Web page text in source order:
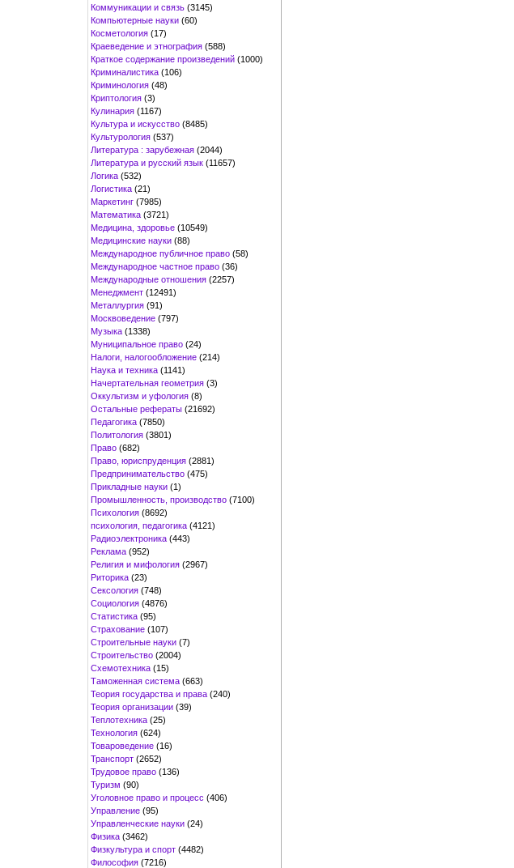
Коммуникации и связь (3145)
Компьютерные науки (60)
Косметология (17)
Краеведение и этнография (588)
Краткое содержание произведений (1000)
Криминалистика (106)
Криминология (48)
Криптология (3)
Кулинария (1167)
Культура и искусство (8485)
Культурология (537)
Литература : зарубежная (2044)
Литература и русский язык (11657)
Логика (532)
Логистика (21)
Маркетинг (7985)
Математика (3721)
Медицина, здоровье (10549)
Медицинские науки (88)
Международное публичное право (58)
Международное частное право (36)
Международные отношения (2257)
Менеджмент (12491)
Металлургия (91)
Москвоведение (797)
Музыка (1338)
Муниципальное право (24)
Налоги, налогообложение (214)
Наука и техника (1141)
Начертательная геометрия (3)
Оккультизм и уфология (8)
Остальные рефераты (21692)
Педагогика (7850)
Политология (3801)
Право (682)
Право, юриспруденция (2881)
Предпринимательство (475)
Прикладные науки (1)
Промышленность, производство (7100)
Психология (8692)
психология, педагогика (4121)
Радиоэлектроника (443)
Реклама (952)
Религия и мифология (2967)
Риторика (23)
Сексология (748)
Социология (4876)
Статистика (95)
Страхование (107)
Строительные науки (7)
Строительство (2004)
Схемотехника (15)
Таможенная система (663)
Теория государства и права (240)
Теория организации (39)
Теплотехника (25)
Технология (624)
Товароведение (16)
Транспорт (2652)
Трудовое право (136)
Туризм (90)
Уголовное право и процесс (406)
Управление (95)
Управленческие науки (24)
Физика (3462)
Физкультура и спорт (4482)
Философия (7216)